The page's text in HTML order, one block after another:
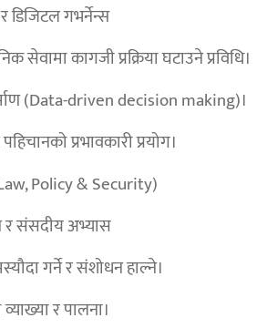
डिजिटल गभर्नेन्स
सेवामा कागजी प्रक्रिया घटाउने प्रविधि।
(Data-driven decision making)।
प्रभावकारी प्रयोग।
Policy & Security)
र संसदीय अभ्यास
गर्ने र संशोधन हाल्ने।
र पालना।